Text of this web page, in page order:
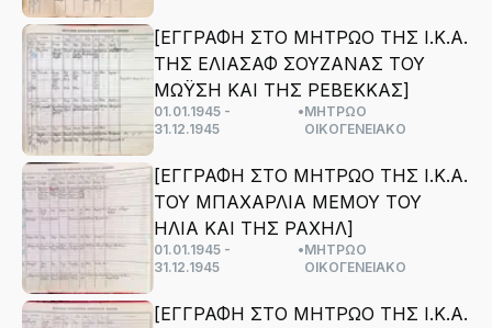
[ΕΓΓΡΑΦΗ ΣΤΟ ΜΗΤΡΩΟ ΤΗΣ Ι.Κ.Α.
ΤΗΣ ΕΛΙΑΣΑΦ ΣΟΥΖΑΝΑΣ ΤΟΥ
ΜΩΫΣΗ ΚΑΙ ΤΗΣ ΡΕΒΕΚΚΑΣ]
01.01.1945 -
31.12.1945
•ΜΗΤΡΩΟ
ΟΙΚΟΓΕΝΕΙΑΚΟ
[ΕΓΓΡΑΦΗ ΣΤΟ ΜΗΤΡΩΟ ΤΗΣ Ι.Κ.Α.
ΤΟΥ ΜΠΑΧΑΡΛΙΑ ΜΕΜΟΥ ΤΟΥ
ΗΛΙΑ ΚΑΙ ΤΗΣ ΡΑΧΗΛ]
01.01.1945 -
31.12.1945
•ΜΗΤΡΩΟ
ΟΙΚΟΓΕΝΕΙΑΚΟ
[ΕΓΓΡΑΦΗ ΣΤΟ ΜΗΤΡΩΟ ΤΗΣ Ι.Κ.Α.